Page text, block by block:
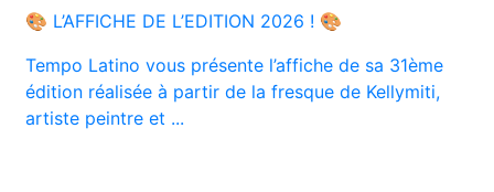
🎨 L’AFFICHE DE L’EDITION 2026 ! 🎨
Tempo Latino vous présente l’affiche de sa 31ème
édition réalisée à partir de la fresque de Kellymiti,
artiste peintre et ...